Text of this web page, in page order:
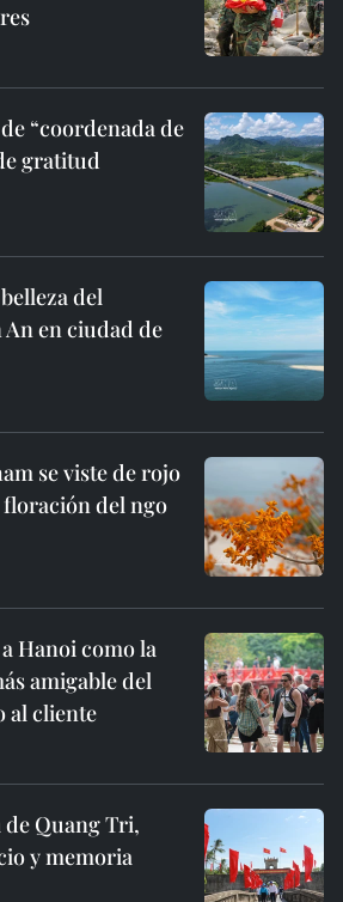
“coordenada de
gratitud
del
en ciudad de
se viste de rojo
del ngo
Hanoi como la
amigable del
al cliente
de Quang Tri,
y memoria